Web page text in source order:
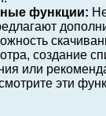
функции:
создание
или
эти